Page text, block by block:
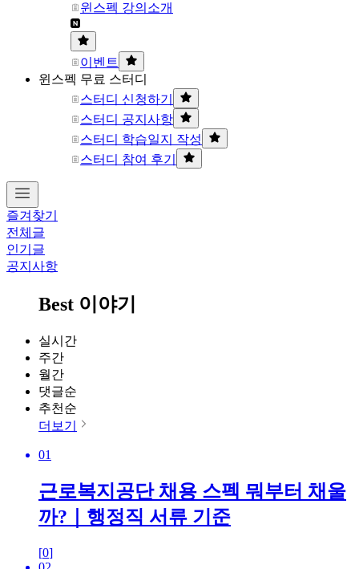
윈스펙 강의소개
이벤트
윈스펙 무료 스터디
스터디 신청하기
스터디 공지사항
스터디 학습일지 작성
스터디 참여 후기
즐겨찾기
전체글
인기글
공지사항
Best 이야기
실시간
주간
월간
댓글순
추천순
더보기
01
근로복지공단 채용 스펙 뭐부터 채울
까?｜행정직 서류 기준
[0]